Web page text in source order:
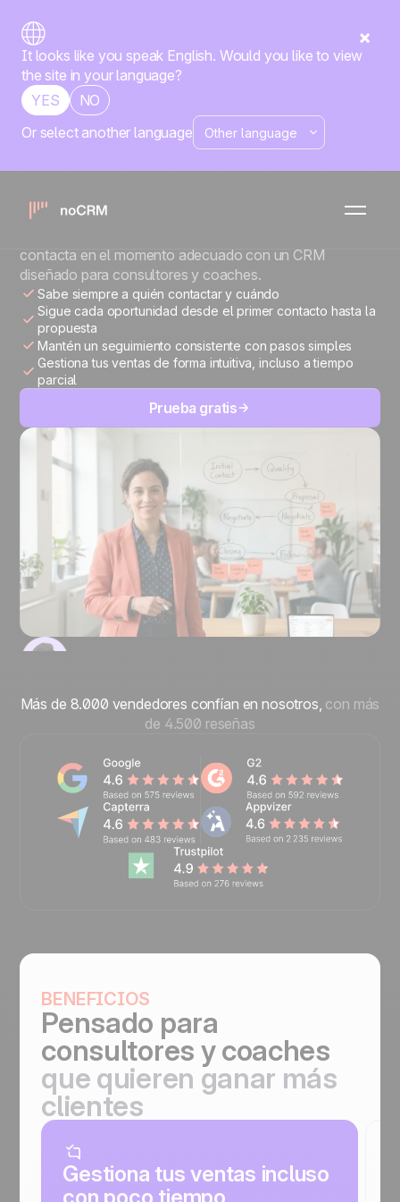
It looks like you speak English. Would you like to view
the site in your language?
YES
NO
Or select another language
CONSULTORES Y COACHES
Más oportunidades.
Más clientes.
contacta en el momento adecuado con un CRM
diseñado para consultores y coaches.
Sabe siempre a quién contactar y cuándo
Sigue cada oportunidad desde el primer contacto hasta la
propuesta
Mantén un seguimiento consistente con pasos simples
Gestiona tus ventas de forma intuitiva, incluso a tiempo
parcial
Prueba gratis
Más de 8.000 vendedores confían en nosotros, con más
de 4.500 reseñas
BENEFICIOS
Pensado para
consultores y coaches
que quieren ganar más
clientes
Gestiona tus ventas incluso
con poco tiempo